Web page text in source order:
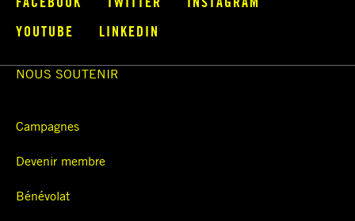
YOUTUBE
LINKEDIN
NOUS SOUTENIR
Campagnes
Devenir membre
Bénévolat